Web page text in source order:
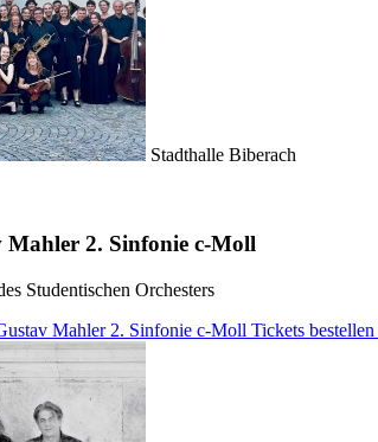
Stadthalle Biberach
2. Sinfonie c-Moll
Studentischen Orchesters
Mahler 2. Sinfonie c-Moll Tickets bestellen